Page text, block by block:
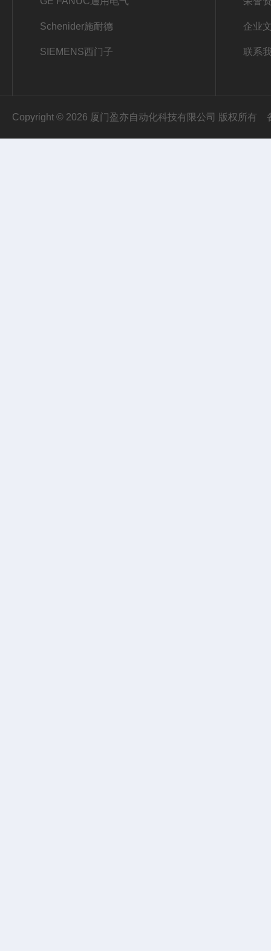
Schenider施耐德
SIEMENS西门子
企业
联系
Copyright © 2026 厦门盈亦自动化科技有限公司 版权所有